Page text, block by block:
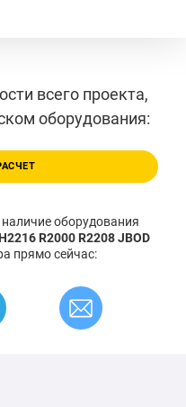
всего проекта,
оборудования:
оборудования
R2000 R2208 JBOD
прямо сейчас: